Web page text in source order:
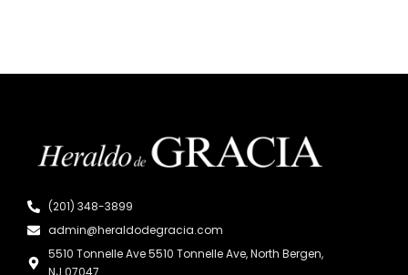
(201) 348-3899
admin@heraldodegracia.com
5510 Tonnelle Ave 5510 Tonnelle Ave, North Bergen,
NJ 07047